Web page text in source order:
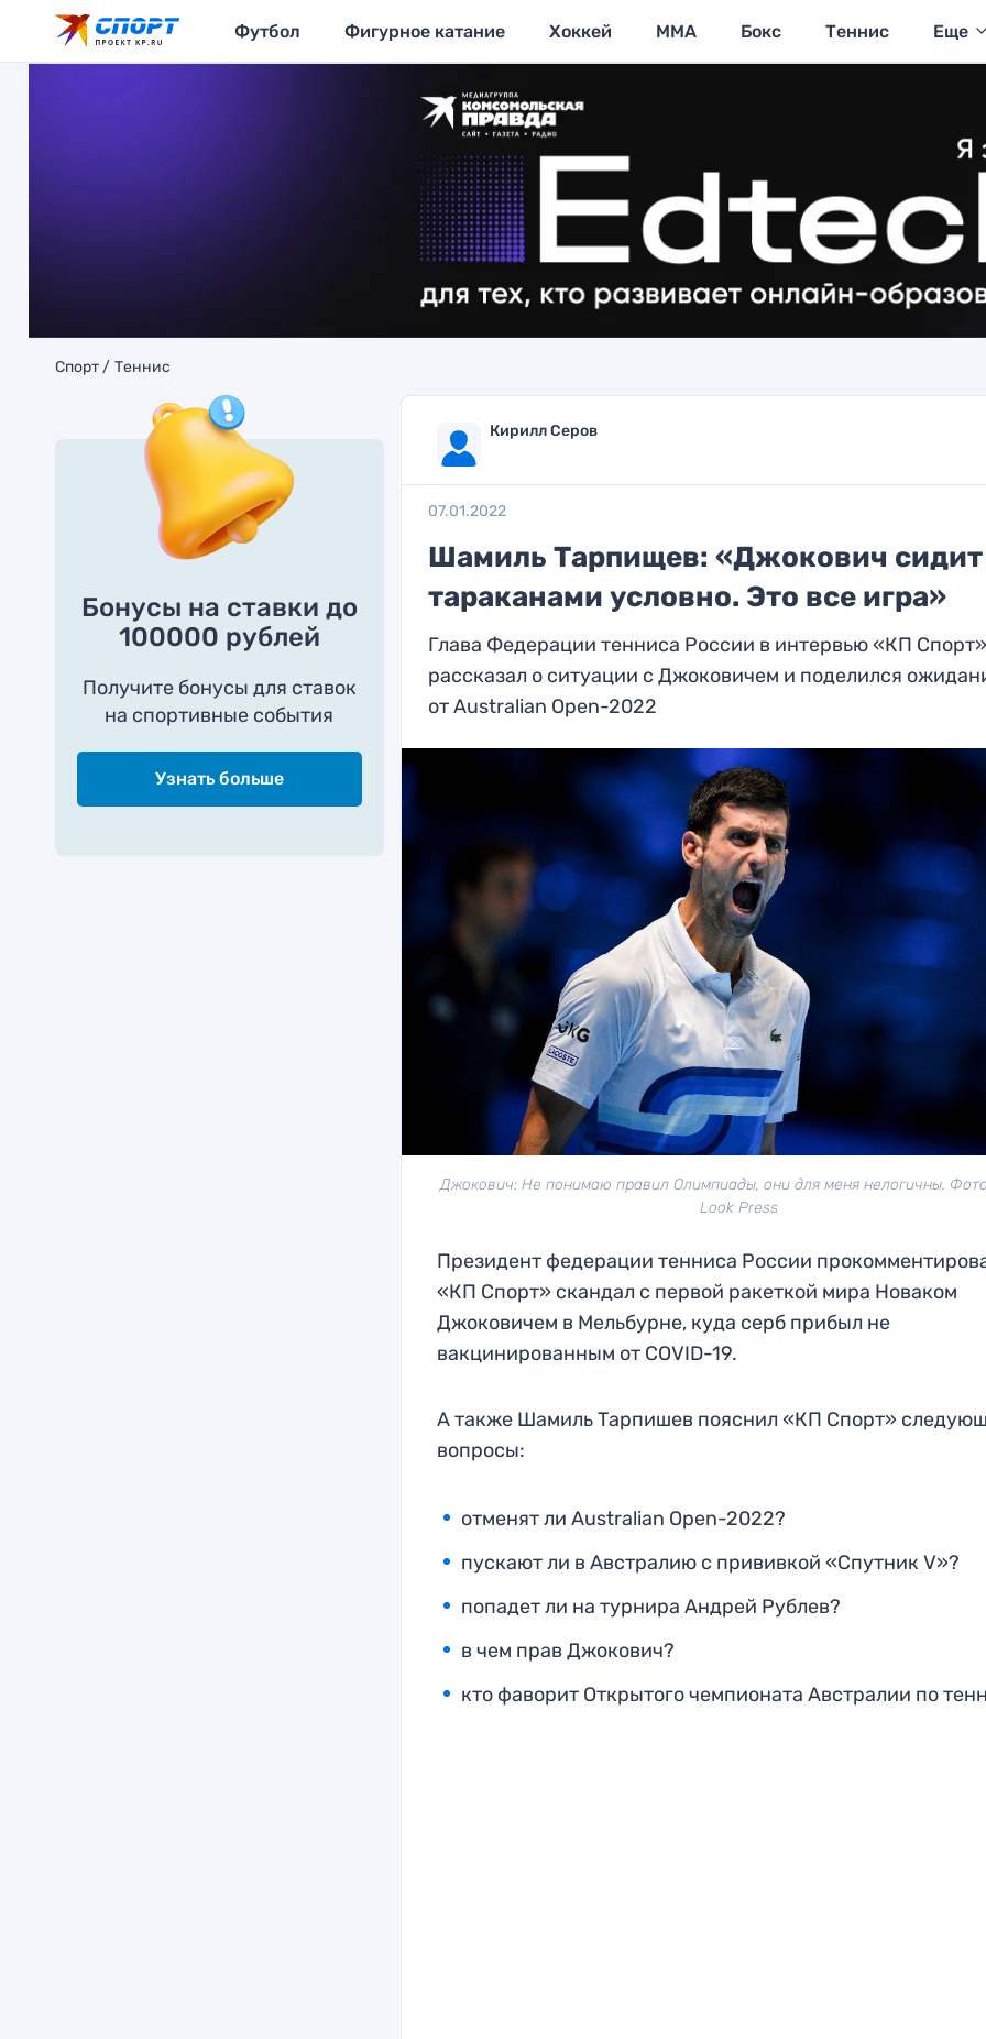
Футбол Фигурное катание Хоккей MMA Бокс Теннис Еще
Спорт Теннис
Бонусы на ставки до
100000 рублей
Получите бонусы для ставок
на спортивные события
Узнать больше
Кирилл Серов
07.01.2022
Шамиль Тарпищев: «Джокович сидит
тараканами условно. Это все игра»
Глава Федерации тенниса России в интервью «КП Спорт»
рассказал о ситуации с Джоковичем и поделился
от Australian Open-2022
Джокович: Не понимаю правил Олимпиады, они для меня нелогичны.
Look Press
Президент федерации тенниса России
«КП Спорт» скандал с первой ракеткой мира Новаком
Джоковичем в Мельбурне, куда серб прибыл не
вакцинированным от COVID-19.
А также Шамиль Тарпишев пояснил «КП Спорт»
вопросы:
отменят ли Australian Open-2022?
пускают ли в Австралию с прививкой «Спутник V»?
попадет ли на турнира Андрей Рублев?
в чем прав Джокович?
кто фаворит Открытого чемпионата Австралии по